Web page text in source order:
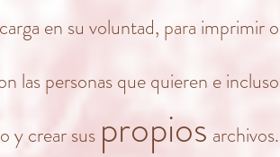
en su voluntad, para imprimir o
las personas que quieren e incluso
y crear sus propios archivos.